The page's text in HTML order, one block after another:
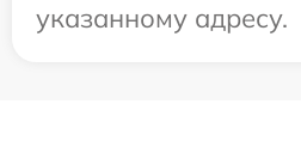
указанному адресу.